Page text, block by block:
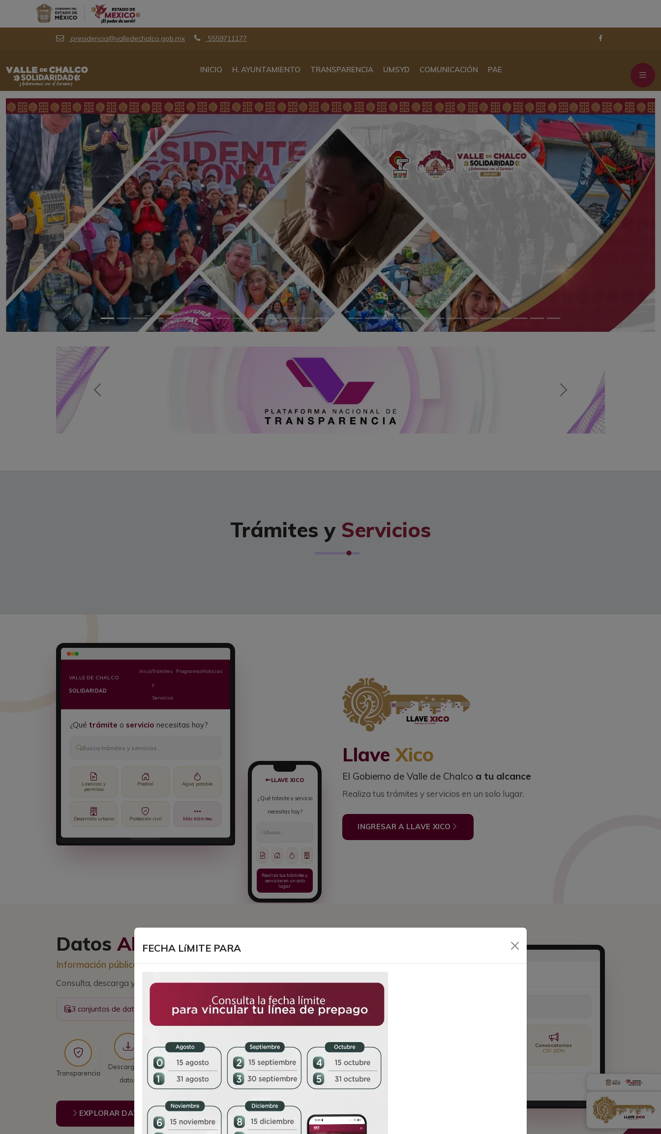
presidencia@valledechalco.gob.mx 5559711177
INICIO H. AYUNTAMIENTO TRANSPARENCIA UMSYD COMUNICACIÓN PAE
FECHA LíMITE PARA
Previous Next
Previous Next
Trámites y Servicios
VALLE DE CHALCO
SOLIDARIDAD
InicioTrámites
y
Servicios
ProgramasNoticias
¿Qué trámite o servicio necesitas hoy?
Busca trámites y servicios...
Licencias y
permisos
Predial Agua potable
Desarrollo urbano Protección civil Más trámites
LLAVE XICO
¿Qué trámite o servicio
necesitas hoy?
Buscar...
Realiza tus trámites y
servicios en un solo
lugar.
LlaveXico
El Gobierno de Valle de Chalco a tu alcance
Realiza tus trámites y servicios en un solo lugar.
INGRESAR A LLAVE XICO
Datos Abiertos
Información pública al alcance de todas y todos
Consulta, descarga y reutiliza datos del Gobierno de Valle de Chalco.
3 conjuntos de datos disponibles, en formatoCSVyJSON.
Transparencia
Descarga de
datos
Información
actualizada
EXPLORAR DATOS ABIERTOS
Dependencias
Convocatorias
CSV · JSON
Actualización automática al momento de la descarga